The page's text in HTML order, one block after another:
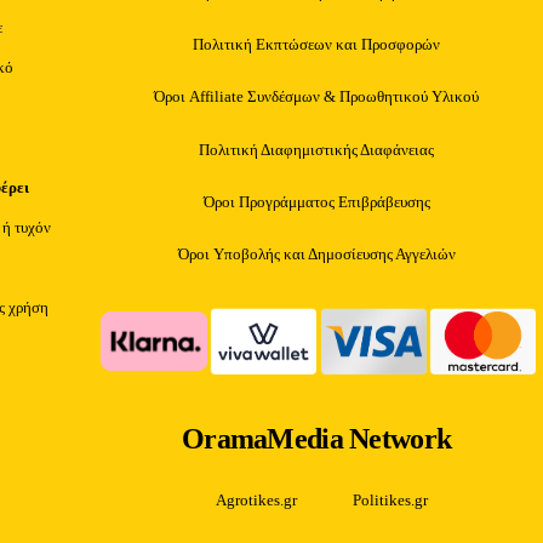
ή τυχόν
χρήση
Πολιτική Εκπτώσεων και Προσφορών
Όροι Affiliate Συνδέσμων & Προωθητικού Υλικού
Πολιτική Διαφημιστικής Διαφάνειας
Όροι Προγράμματος Επιβράβευσης
Όροι Υποβολής και Δημοσίευσης Αγγελιών
OramaMedia Network
Agrotikes.gr Politikes.gr